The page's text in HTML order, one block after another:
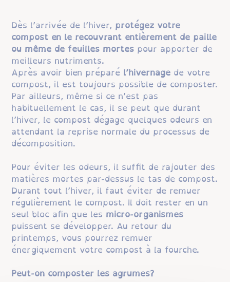
Dès l’arrivée de l’hiver, protégez votre
compost en le recouvrant entièrement de paille
ou même de feuilles mortes pour apporter de
meilleurs nutriments.
Après avoir bien préparé l’hivernage de votre
compost, il est toujours possible de composter.
Par ailleurs, même si ce n’est pas
habituellement le cas, il se peut que durant
l’hiver, le compost dégage quelques odeurs en
attendant la reprise normale du processus de
décomposition.
Pour éviter les odeurs, il suffit de rajouter des
matières mortes par-dessus le tas de compost.
Durant tout l’hiver, il faut éviter de remuer
régulièrement le compost. Il doit rester en un
seul bloc afin que les micro-organismes
puissent se développer. Au retour du
printemps, vous pourrez remuer
énergiquement votre compost à la fourche.
Peut-on composter les agrumes?